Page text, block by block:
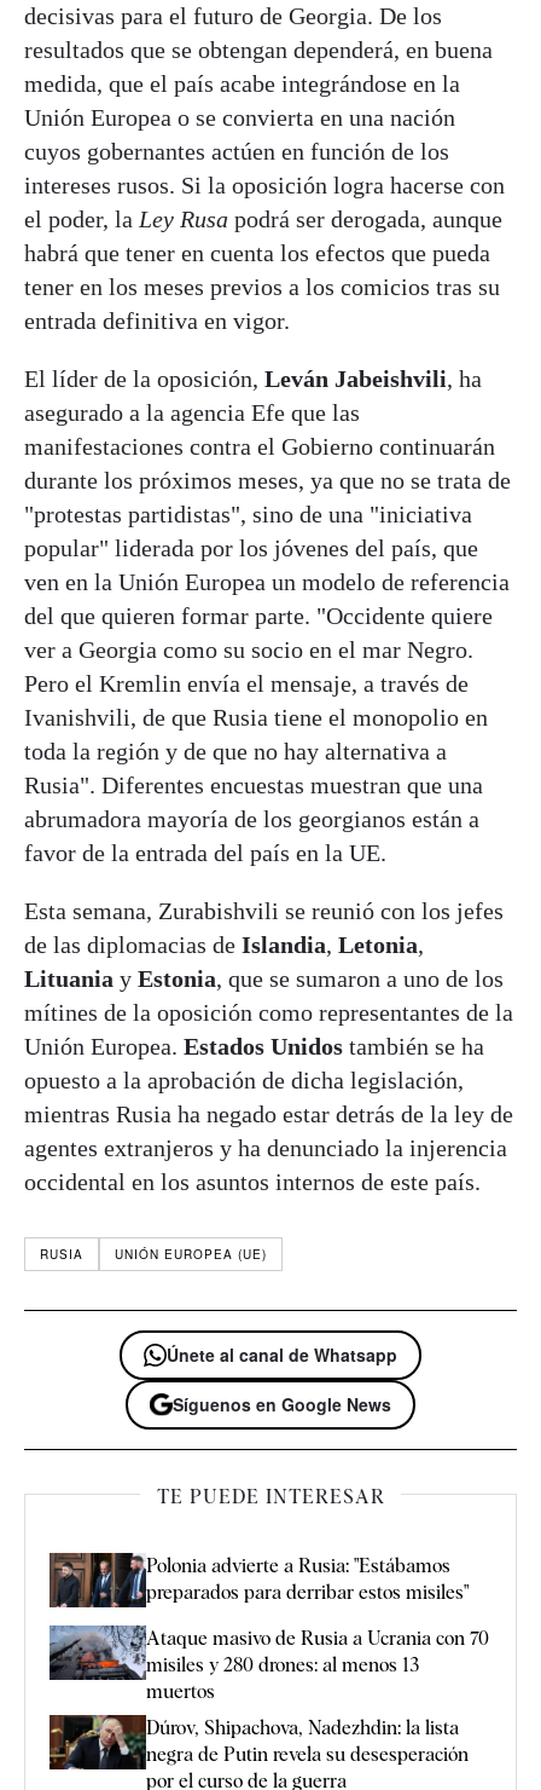
decisivas para el futuro de Georgia. De los
resultados que se obtengan dependerá, en buena
medida, que el país acabe integrándose en la
Unión Europea o se convierta en una nación
cuyos gobernantes actúen en función de los
intereses rusos. Si la oposición logra hacerse con
el poder, la Ley Rusa podrá ser derogada, aunque
habrá que tener en cuenta los efectos que pueda
tener en los meses previos a los comicios tras su
entrada definitiva en vigor.
El líder de la oposición, Leván Jabeishvili, ha
asegurado a la agencia Efe que las
manifestaciones contra el Gobierno continuarán
durante los próximos meses, ya que no se trata de
"protestas partidistas", sino de una "iniciativa
popular" liderada por los jóvenes del país, que
ven en la Unión Europea un modelo de referencia
del que quieren formar parte. "Occidente quiere
ver a Georgia como su socio en el mar Negro.
Pero el Kremlin envía el mensaje, a través de
Ivanishvili, de que Rusia tiene el monopolio en
toda la región y de que no hay alternativa a
Rusia". Diferentes encuestas muestran que una
abrumadora mayoría de los georgianos están a
favor de la entrada del país en la UE.
Esta semana, Zurabishvili se reunió con los jefes
de las diplomacias de Islandia, Letonia,
Lituania y Estonia, que se sumaron a uno de los
mítines de la oposición como representantes de la
Unión Europea. Estados Unidos también se ha
opuesto a la aprobación de dicha legislación,
mientras Rusia ha negado estar detrás de la ley de
agentes extranjeros y ha denunciado la injerencia
occidental en los asuntos internos de este país.
RUSIA UNIÓN EUROPEA (UE)
Únete al canal de Whatsapp
Síguenos en Google News
TE PUEDE INTERESAR
Polonia advierte a Rusia: "Estábamos
preparados para derribar estos misiles"
Ataque masivo de Rusia a Ucrania con 70
misiles y 280 drones: al menos 13
muertos
Dúrov, Shipachova, Nadezhdin: la lista
negra de Putin revela su desesperación
por el curso de la guerra